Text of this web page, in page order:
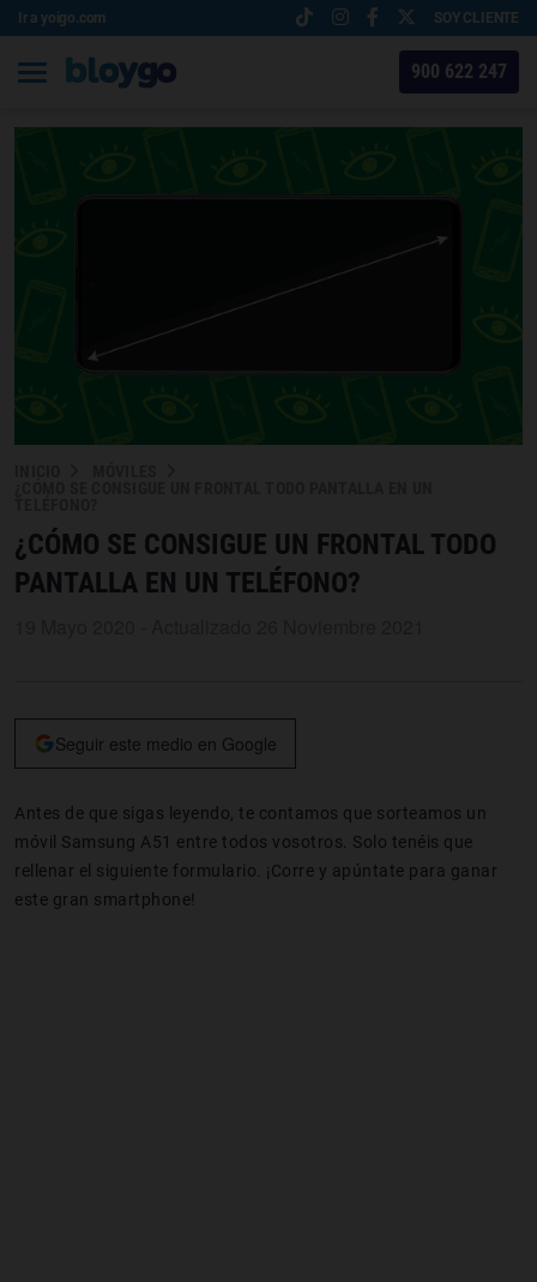
Ir a yoigo.com SOY CLIENTE
900 622 247
¿CÓMO SE CONSIGUE UN FRONTAL TODO
PANTALLA EN UN TELÉFONO?
Seguir este medio en Google
Antes de que sigas leyendo, te contamos que sorteamos un
móvil Samsung A51 entre todos vosotros. Solo tenéis que
rellenar el siguiente formulario. ¡Corre y apúntate para ganar
este gran smartphone!